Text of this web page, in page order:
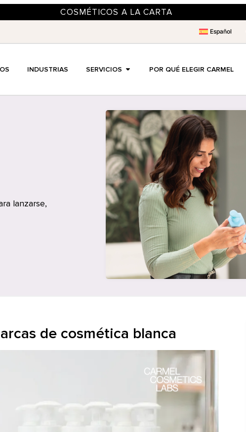
COSMÉTICOS A LA CARTA
Español
INDUSTRIAS SERVICIOS POR QUÉ ELEGIR CARMEL
lanzarse,
de cosmética blanca